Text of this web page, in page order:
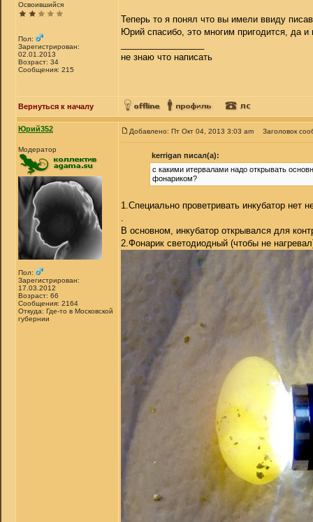
Освоившийся
Пол:
Зарегистрирован:
02.01.2013
Возраст: 34
Сообщения: 215
Теперь то я понял что вы имели ввиду
Юрий спасибо, это многим пригодится, да
не знаю что написать
Вернуться к началу
Юрий352
Модератор
Пол:
Зарегистрирован:
17.03.2012
Возраст: 66
Сообщения: 2164
Откуда: Где-то в Московской
губернии
Добавлено: Пт Окт 04, 2013 3:03 am Заголовок
kerrigan писал(а):
с какими итервалами надо открывать
фонариком?
1.Специально проветривать инкубатор нет
.
В основном, инкубатор открывался для
2.Фонарик светодиодный (чтобы не